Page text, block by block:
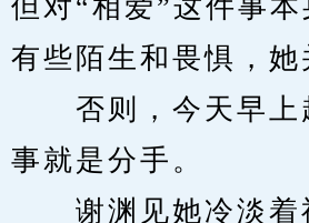
但对“相爱”这件事本
有些陌生和畏惧，她
否则，今天早上
事就是分手。
谢渊见她冷淡着